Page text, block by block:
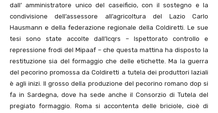
dall’ amministratore unico del caseificio, con il sostegno e la
condivisione dell’assessore all’agricoltura del Lazio Carlo
Hausmann e della federazione regionale della Coldiretti. Le sue
tesi sono state accolte dall’Icqrs – Ispettorato controllo e
repressione frodi del Mipaaf – che questa mattina ha disposto la
restituzione sia del formaggio che delle etichette. Ma la guerra
del pecorino promossa da Coldiretti a tutela dei produttori laziali
è agli inizi. Il grosso della produzione del pecorino romano dop si
fa in Sardegna, dove ha sede anche il Consorzio di Tutela del
pregiato formaggio. Roma si accontenta delle briciole, cioè di